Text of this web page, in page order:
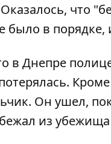
что
было в порядке,
в Днепре
.
Он ушел,
из убежища